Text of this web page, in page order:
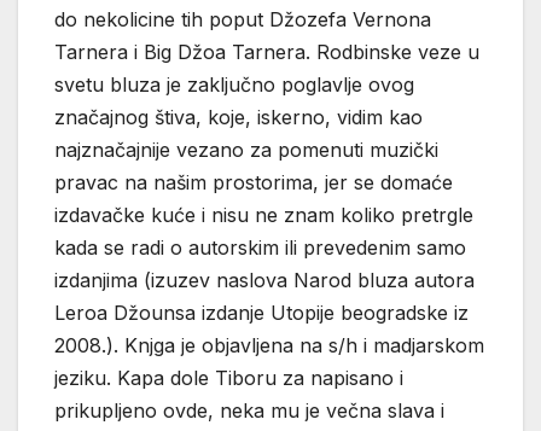
do nekolicine tih poput Džozefa Vernona
Tarnera i Big Džoa Tarnera. Rodbinske veze u
svetu bluza je zaključno poglavlje ovog
značajnog štiva, koje, iskerno, vidim kao
najznačajnije vezano za pomenuti muzički
pravac na našim prostorima, jer se domaće
izdavačke kuće i nisu ne znam koliko pretrgle
kada se radi o autorskim ili prevedenim samo
izdanjima (izuzev naslova Narod bluza autora
Leroa Džounsa izdanje Utopije beogradske iz
2008.). Knjga je objavljena na s/h i madjarskom
jeziku. Kapa dole Tiboru za napisano i
prikupljeno ovde, neka mu je večna slava i